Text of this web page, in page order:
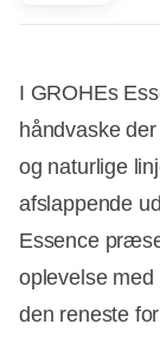
I GROHEs
håndvaske
og naturlige
afslappende
Essence
oplevelse
den reneste